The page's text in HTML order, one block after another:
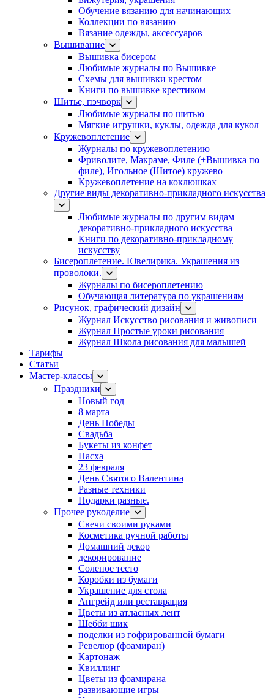
Обучение вязанию для начинающих
Коллекции по вязанию
Вязание одежды, аксессуаров
Вышивание
Вышивка бисером
Любимые журналы по Вышивке
Схемы для вышивки крестом
Книги по вышивке крестиком
Шитье, пэчворк
Любимые журналы по шитью
Мягкие игрушки, куклы, одежда для кукол
Кружевоплетение
Журналы по кружевоплетению
Фриволите, Макраме, Филе (+Вышивка по
филе), Игольное (Шитое) кружево
Кружевоплетение на коклюшках
Другие виды декоративно-прикладного искусства
Любимые журналы по другим видам
декоративно-прикладного искусства
Книги по декоративно-прикладному
искусству
Бисероплетение. Ювелирика. Украшения из
проволоки.
Журналы по бисероплетению
Обучающая литература по украшениям
Рисунок, графический дизайн
Журнал Искусство рисования и живописи
Журнал Простые уроки рисования
Журнал Школа рисования для малышей
Тарифы
Статьи
Мастер-классы
Праздники
Новый год
8 марта
День Победы
Свадьба
Букеты из конфет
Пасха
23 февраля
День Святого Валентина
Разные техники
Подарки разные.
Прочее рукоделие
Свечи своими руками
Косметика ручной работы
Домашний декор
декорирование
Соленое тесто
Коробки из бумаги
Украшение для стола
Апгрейд или реставрация
Цветы из атласных лент
Шебби шик
поделки из гофрированной бумаги
Ревелюр (фоамиран)
Картонаж
Квиллинг
Цветы из фоамирана
развивающие игры